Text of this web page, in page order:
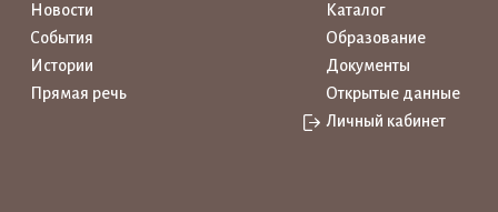
Новости
События
Истории
Прямая речь
Каталог
Образование
Документы
Открытые данные
Личный кабинет